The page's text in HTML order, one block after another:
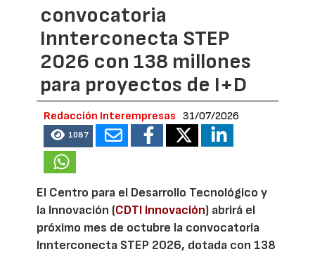
convocatoria
Innterconecta STEP
2026 con 138 millones
para proyectos de I+D
Redacción Interempresas 31/07/2026
1087
El Centro para el Desarrollo Tecnológico y
la Innovación (CDTI Innovación) abrirá el
próximo mes de octubre la convocatoria
Innterconecta STEP 2026, dotada con 138